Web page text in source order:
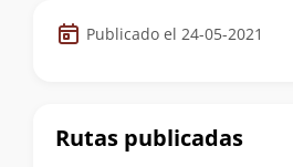
Datos
de
cumbre
Publicado el 24-05-2021
Rutas publicadas